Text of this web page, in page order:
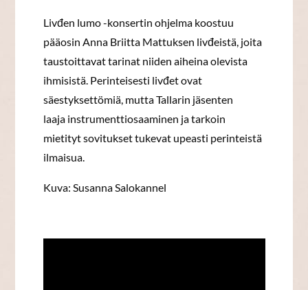
Livđen lumo -konsertin ohjelma koostuu
pääosin Anna Briitta Mattuksen livđeistä, joita
taustoittavat tarinat niiden aiheina olevista
ihmisistä. Perinteisesti livđet ovat
säestyksettömiä, mutta Tallarin jäsenten
laaja instrumenttiosaaminen ja tarkoin
mietityt sovitukset tukevat upeasti perinteistä
ilmaisua.
Kuva: Susanna Salokannel